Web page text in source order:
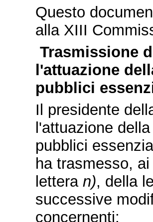
Questo
alla XIII
Trasmissione
l'attuazione
pubblici
Il presidente
l'attuazione
pubblici
ha trasmesso,
letteran), della
successive
concernenti: